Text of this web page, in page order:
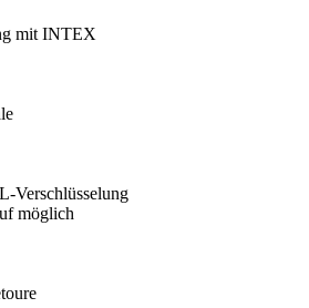
mit INTEX
Verschlüsselung
möglich